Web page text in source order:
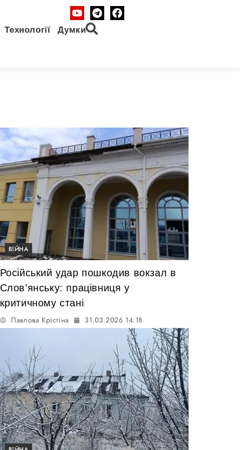
Технології Думки
ВІЙНА
Російський удар пошкодив вокзал в
Слов’янську: працівниця у
критичному стані
Павлова Крістіна 31.03.2026 14:18